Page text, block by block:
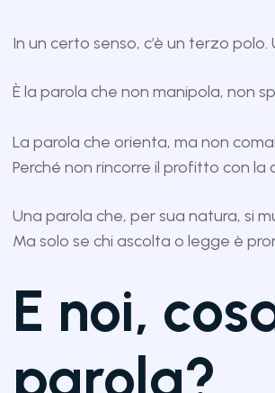
In un certo senso, c’è un terzo
È la parola che non manipola, non
La parola che orienta, ma non
Perché non rincorre il profitto con
Una parola che, per sua natura, si
Ma solo se chi ascolta o legge è
E noi,
parola?